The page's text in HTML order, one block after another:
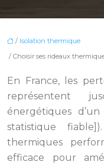
/ Isolation thermique
/ Choisir ses rideaux
En France, les
représentent
énergétiques
statistique
thermiques
efficace pour